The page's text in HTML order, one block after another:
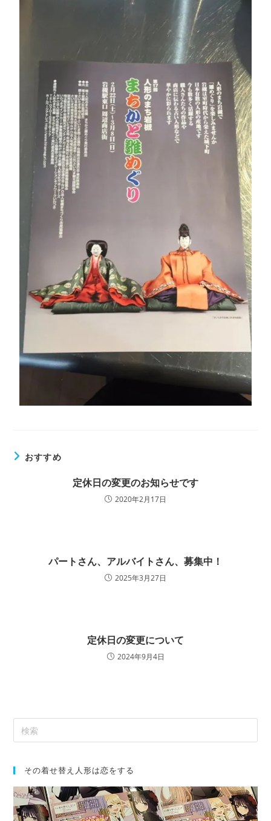
おすすめ
定休日の変更のお知らせです
2020年2月17日
パートさん、アルバイトさん、募集中！
2025年3月27日
定休日の変更について
2024年9月4日
その着せ替え人形は恋をする